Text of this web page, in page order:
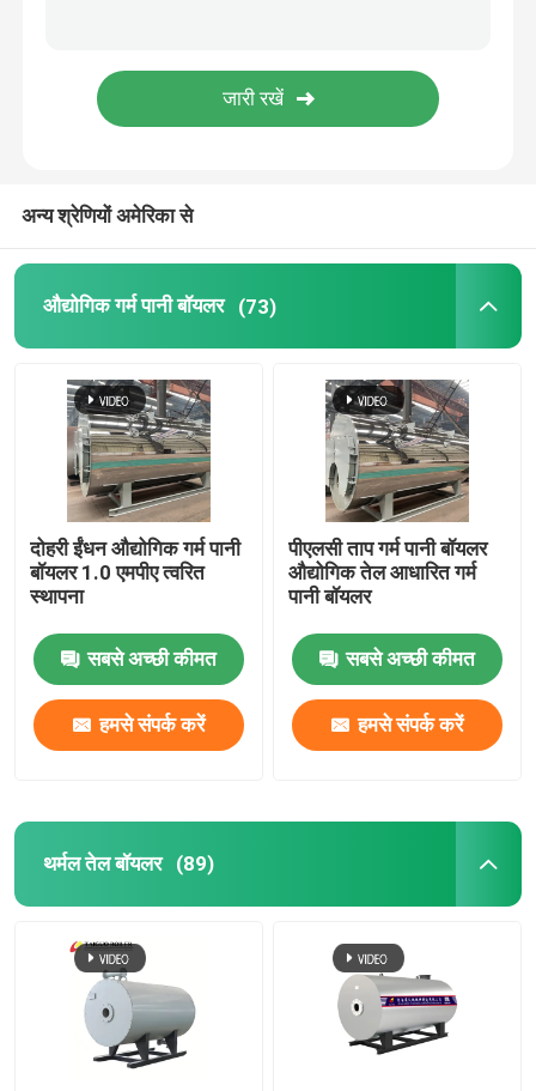
कोयले से चलने वाला जल ट्यूब बॉयलर
संसेचन आटोक्लेव
वॉटर ट्यूब स्टीम बॉयलर
गर्म हवा की भट्टी
ग्लास से ढका हुआ रिएक्टर
बॉयलर सहायक उपकरण
अन्य श्रेणियों अमेरिका से
औद्योगिक गर्म पानी बॉयलर (73)
दोहरी ईंधन औद्योगिक गर्म पानी
बॉयलर 1.0 एमपीए त्वरित
स्थापना
सबसे अच्छी कीमत
हमसे संपर्क करें
पीएलसी ताप गर्म पानी बॉयलर
औद्योगिक तेल आधारित गर्म
पानी बॉयलर
सबसे अच्छी कीमत
हमसे संपर्क करें
थर्मल तेल बॉयलर (89)